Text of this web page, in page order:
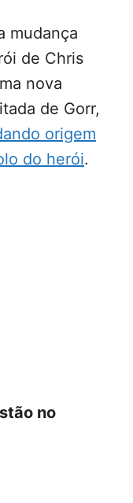
mudança
de Chris
nova
de Gorr,
origem
do herói.
no